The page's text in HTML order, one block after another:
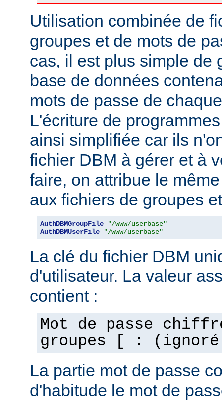
Utilisation combinée de
groupes et de mots de
cas, il est plus simple de
base de données
mots de passe de
L'écriture de
ainsi simplifiée car ils
fichier DBM à gérer et à
faire, on attribue le
aux fichiers de groupes
AuthDBMGroupFile
"/www/userbase"
AuthDBMUserFile
"/www/userbase"
La clé du fichier DBM
d'utilisateur. La valeur
contient :
Mot de passe
groupes [ :
La partie mot de passe
d'habitude le mot de